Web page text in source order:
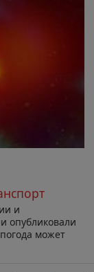
и
опубликовали
может